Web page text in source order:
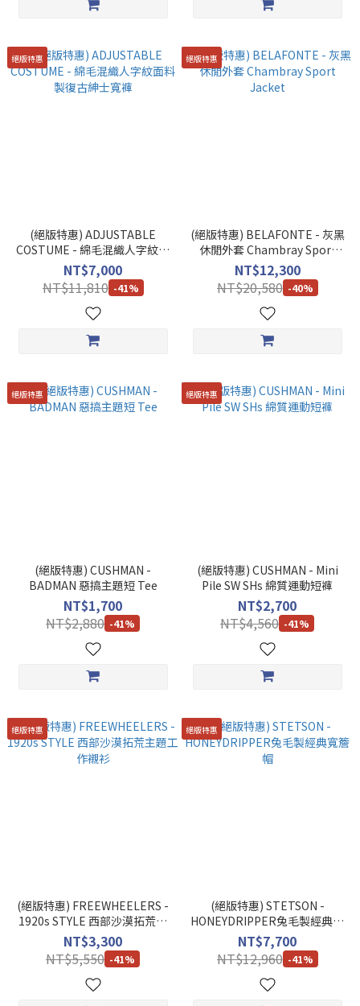
絕版特惠
(絕版特惠) ADJUSTABLE
COSTUME - 綿毛混織人字紋面
料製復古紳士寬褲
NT$7,000
NT$11,810 -41%
絕版特惠
(絕版特惠) BELAFONTE - 灰黑
休閒外套 Chambray Sport
Jacket
NT$12,300
NT$20,580 -40%
絕版特惠
(絕版特惠) CUSHMAN -
BADMAN 惡搞主題短 Tee
NT$1,700
NT$2,880 -41%
絕版特惠
(絕版特惠) CUSHMAN - Mini
Pile SW SHs 綿質運動短褲
NT$2,700
NT$4,560 -41%
絕版特惠
(絕版特惠) FREEWHEELERS -
1920s STYLE 西部沙漠拓荒主
題工作襯衫
NT$3,300
NT$5,550 -41%
絕版特惠
(絕版特惠) STETSON -
HONEYDRIPPER兔毛製經典寬
簷帽
NT$7,700
NT$12,960 -41%